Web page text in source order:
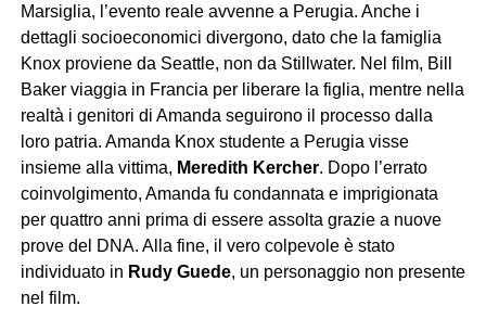
Marsiglia, l’evento reale avvenne a Perugia. Anche i
dettagli socioeconomici divergono, dato che la famiglia
Knox proviene da Seattle, non da Stillwater. Nel film, Bill
Baker viaggia in Francia per liberare la figlia, mentre nella
realtà i genitori di Amanda seguirono il processo dalla
loro patria. Amanda Knox studente a Perugia visse
insieme alla vittima, Meredith Kercher. Dopo l’errato
coinvolgimento, Amanda fu condannata e imprigionata
per quattro anni prima di essere assolta grazie a nuove
prove del DNA. Alla fine, il vero colpevole è stato
individuato in Rudy Guede, un personaggio non presente
nel film.